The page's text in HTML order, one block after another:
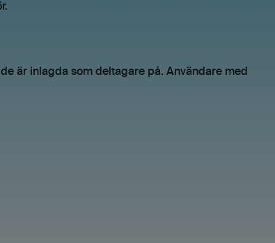
är inlagda som deltagare på. Användare med